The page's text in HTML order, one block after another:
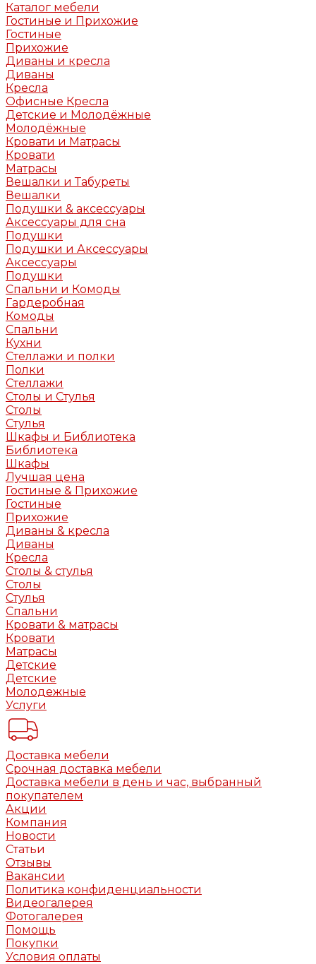
Каталог мебели
Гостиные и Прихожие
Гостиные
Прихожие
Диваны и кресла
Диваны
Кресла
Офисные Кресла
Детские и Молодёжные
Молодёжные
Кровати и Матрасы
Кровати
Матрасы
Вешалки и Табуреты
Вешалки
Подушки & аксессуары
Аксессуары для сна
Подушки
Подушки и Аксессуары
Аксессуары
Подушки
Спальни и Комоды
Гардеробная
Комоды
Спальни
Кухни
Стеллажи и полки
Полки
Стеллажи
Столы и Стулья
Столы
Стулья
Шкафы и Библиотека
Библиотека
Шкафы
Лучшая цена
Гостиные & Прихожие
Гостиные
Прихожие
Диваны & кресла
Диваны
Кресла
Столы & стулья
Столы
Стулья
Спальни
Кровати & матрасы
Кровати
Матрасы
Детские
Детские
Молодежные
Услуги
Доставка мебели
Срочная доставка мебели
Доставка мебели в день и час, выбранный
покупателем
Акции
Компания
Новости
Статьи
Отзывы
Вакансии
Политика конфиденциальности
Видеогалерея
Фотогалерея
Помощь
Покупки
Условия оплаты